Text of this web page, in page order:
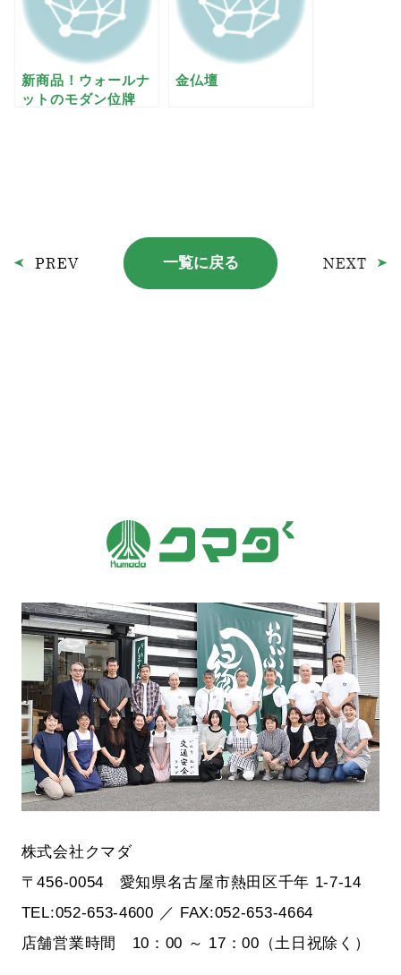
新商品！ウォールナ
ットのモダン位牌
金仏壇
一覧に戻る
株式会社クマダ
〒456-0054 愛知県名古屋市熱田区千年 1-7-14
TEL:052-653-4600 ／ FAX:052-653-4664
店舗営業時間 10：00 ～ 17：00（土日祝除く）